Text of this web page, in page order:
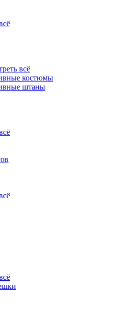
всё
костюмы
штаны